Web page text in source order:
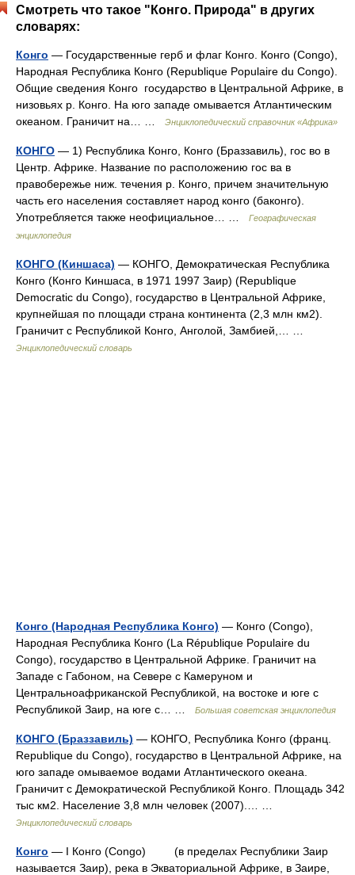
Смотреть что такое "Конго. Природа" в других
словарях:
Конго — Государственные герб и флаг Конго. Конго (Congo),
Народная Республика Конго (Republique Populaire du Congo).
Общие сведения Конго государство в Центральной Африке, в
низовьях р. Конго. На юго западе омывается Атлантическим
океаном. Граничит на… …
Энциклопедический справочник «Африка»
КОНГО — 1) Республика Конго, Конго (Браззавиль), гос во в
Центр. Африке. Название по расположению гос ва в
правобережье ниж. течения р. Конго, причем значительную
часть его населения составляет народ конго (баконго).
Употребляется также неофициальное… …
Географическая
энциклопедия
КОНГО (Киншаса) — КОНГО, Демократическая Республика
Конго (Конго Киншаса, в 1971 1997 Заир) (Republique
Democratic du Congo), государство в Центральной Африке,
крупнейшая по площади страна континента (2,3 млн км2).
Граничит с Республикой Конго, Анголой, Замбией,… …
Энциклопедический словарь
Конго (Народная Республика Конго) — Конго (Congo),
Народная Республика Конго (La République Populaire du
Congo), государство в Центральной Африке. Граничит на
Западе с Габоном, на Севере с Камеруном и
Центральноафриканской Республикой, на востоке и юге с
Республикой Заир, на юге с… …
Большая советская энциклопедия
КОНГО (Браззавиль) — КОНГО, Республика Конго (франц.
Republique du Congo), государство в Центральной Африке, на
юго западе омываемое водами Атлантического океана.
Граничит с Демократической Республикой Конго. Площадь 342
тыс км2. Население 3,8 млн человек (2007).… …
Энциклопедический словарь
Конго — I Конго (Congo) (в пределах Республики Заир
называется Заир), река в Экваториальной Африке, в Заире,